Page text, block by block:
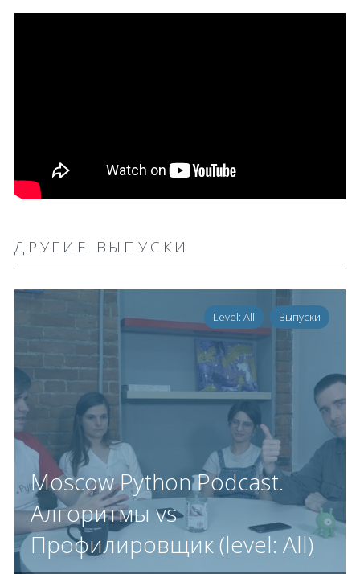
ДРУГИЕ ВЫПУСКИ
Level: All Выпуски
Moscow Python Podcast.
Алгоритмы vs
Профилировщик (level: All)